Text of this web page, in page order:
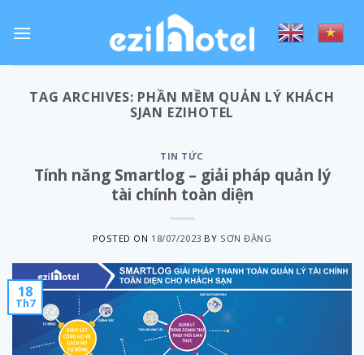
TAG ARCHIVES: PHẦN MỀM QUẢN LÝ KHÁCH
SJAN EZIHOTEL
TIN TỨC
Tính năng Smartlog – giải pháp quản lý
tài chính toàn diện
POSTED ON 18/07/2023 BY SƠN ĐẶNG
18
Th7